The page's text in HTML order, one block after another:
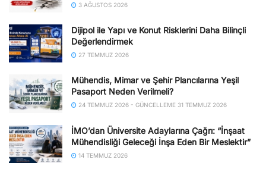
3 AĞUSTOS 2026
Dijipol ile Yapı ve Konut Risklerini Daha Bilinçli
Değerlendirmek
27 TEMMUZ 2026
Mühendis, Mimar ve Şehir Plancılarına Yeşil
Pasaport Neden Verilmeli?
24 TEMMUZ 2026 - GÜNCELLEME 31 TEMMUZ 2026
İMO’dan Üniversite Adaylarına Çağrı: “İnşaat
Mühendisliği Geleceği İnşa Eden Bir Meslektir”
14 TEMMUZ 2026